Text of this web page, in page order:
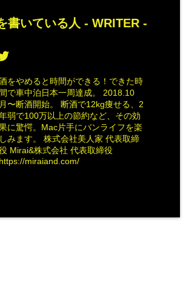
書いている人 - WRITER -
をやめると時間ができる！できた時
間で車中泊日本一周達成。 2018.10
月〜断酒開始。 断酒で12kg痩せる、2
弱で100万以上の節約など、その効
に驚愕。Mac片手にバンライフを楽
しみます。 株式会社美人家 代表取締
Mirai&株式会社 代表取締役
https://miraiand.com/